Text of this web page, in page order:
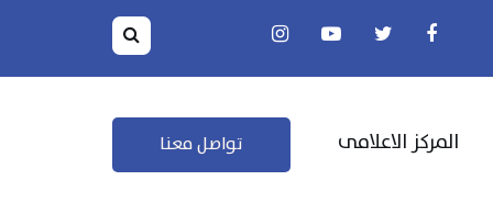
المركز الاعلامى تواصل معنا